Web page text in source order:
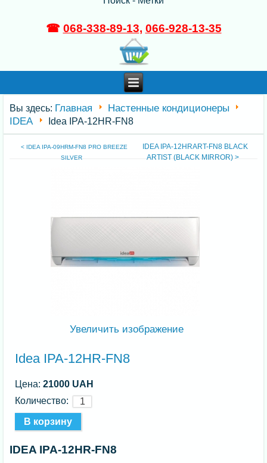
☎ 068-338-89-13, 066-928-13-35
Вы здесь: Главная
Настенные кондиционеры
IDEA
Idea IPA-12HR-FN8
< IDEA IPA-09HRM-FN8 PRO BREEZE
SILVER
IDEA IPA-12HRART-FN8 BLACK
ARTIST (BLACK MIRROR) >
Увеличить изображение
Idea IPA-12HR-FN8
Цена:21000 UAH
Количество:
IDEA IPA-12HR-FN8